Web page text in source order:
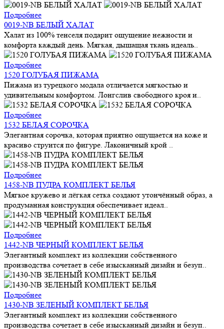
Подробнее
0019-NB БЕЛЫЙ ХАЛАТ
Халат из 100% тенселя подарит ощущение нежности и
комфорта каждый день. Мягкая, дышащая ткань идеаль..
Подробнее
1520 ГОЛУБАЯ ПИЖАМА
Пижама из турецкого модала отличается мягкостью и
удивительным комфортом. Лонгслив свободного кроя и..
Подробнее
1532 БЕЛАЯ СОРОЧКА
Элегантная сорочка, которая приятно ощущается на коже и
красиво струится по фигуре. Лаконичный крой ..
Подробнее
1458-NB ПУДРА КОМПЛЕКТ БЕЛЬЯ
Мягкое кружево и лёгкая сетка создают утончённый образ, а
продуманная конструкция обеспечивает идеал..
Подробнее
1442-NB ЧЕРНЫЙ КОМПЛЕКТ БЕЛЬЯ
Элегантный комплект из коллекции собственного
производства сочетает в себе изысканный дизайн и безуп..
Подробнее
1430-NB ЗЕЛЕНЫЙ КОМПЛЕКТ БЕЛЬЯ
Элегантный комплект из коллекции собственного
производства сочетает в себе изысканный дизайн и безуп..